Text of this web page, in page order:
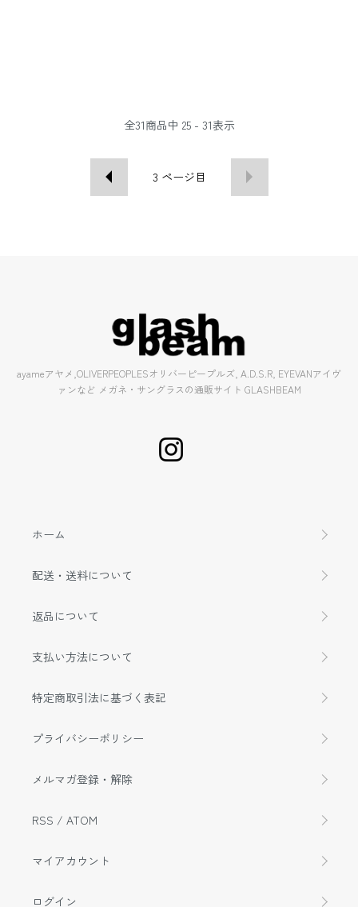
全31商品中 25 - 31表示
3 ページ目
ayameアヤメ,OLIVERPEOPLESオリバーピープルズ, A.D.S.R, EYEVANアイヴ
ァンなど メガネ・サングラスの通販サイト GLASHBEAM
ホーム
配送・送料について
返品について
支払い方法について
特定商取引法に基づく表記
プライバシーポリシー
メルマガ登録・解除
RSS / ATOM
マイアカウント
ログイン